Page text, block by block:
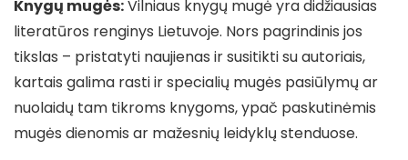
Knygų mugės:Vilniaus knygų mugė yra didžiausias
literatūros renginys Lietuvoje. Nors pagrindinis jos
tikslas – pristatyti naujienas ir susitikti su autoriais,
kartais galima rasti ir specialių mugės pasiūlymų ar
nuolaidų tam tikroms knygoms, ypač paskutinėmis
mugės dienomis ar mažesnių leidyklų stenduose.